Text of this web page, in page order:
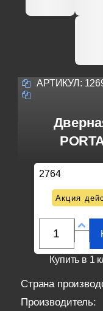
АРТИКУЛ:
2764
Акция
Купить в 1
Страна
Производитель: